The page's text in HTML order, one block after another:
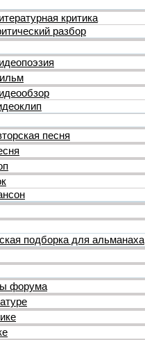
критика
разбор
песня
подборка для альманаха
форума